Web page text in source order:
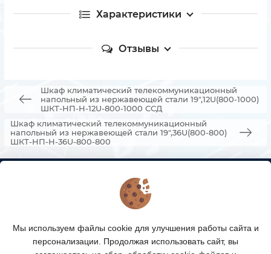
Характеристики
Отзывы
Шкаф климатический телекоммуникационный
напольный из нержавеющей стали 19",12U(800-1000)
ШКТ-НП-Н-12U-800-1000 ССД
Шкаф климатический телекоммуникационный
напольный из нержавеющей стали 19",36U(800-800)
ШКТ-НП-Н-36U-800-800
КАТАЛОГ ТОВАРОВ
Мы используем файлы cookie для улучшения работы сайта и
персонализации. Продолжая использовать сайт, вы